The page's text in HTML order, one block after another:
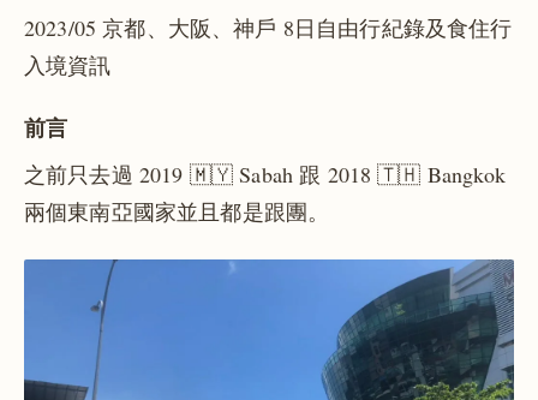
2023/05 京都、大阪、神戶 8日自由行紀錄及食住行
入境資訊
前言
之前只去過 2019 🇲🇾 Sabah 跟 2018 🇹🇭 Bangkok
兩個東南亞國家並且都是跟團。